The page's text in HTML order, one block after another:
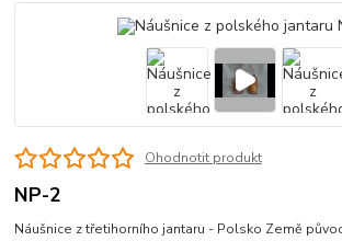
Ohodnotit produkt
NP-2
Náušnice z třetihorního jantaru - Polsko Země